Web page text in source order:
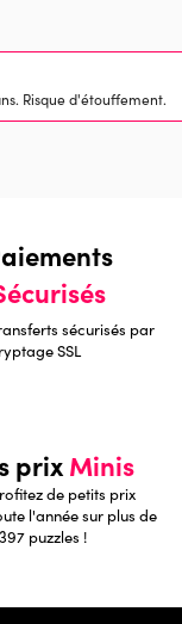
Risque d'étouffement.
sécurisés par
SSL
prixMinis
de petits prix
l'année sur plus de
puzzles !